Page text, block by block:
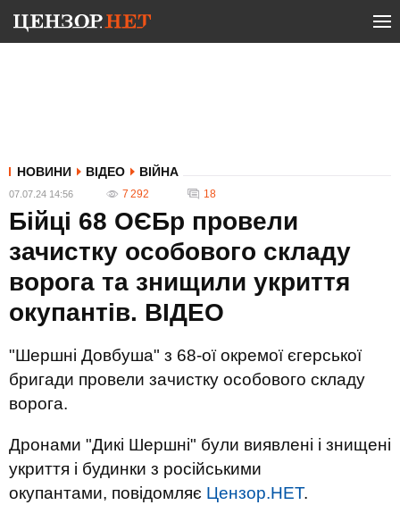
НОВИНИ ВІДЕО ВІЙНА
07.07.24 14:56 7 292 18
Бійці 68 ОЄБр провели
зачистку особового складу
ворога та знищили укриття
окупантів. ВIДЕО
"Шершні Довбуша" з 68-ої окремої єгерської
бригади провели зачистку особового складу
ворога.
Дронами "Дикі Шершні" були виявлені і знищені
укриття і будинки з російськими
окупантами, повідомляє Цензор.НЕТ.